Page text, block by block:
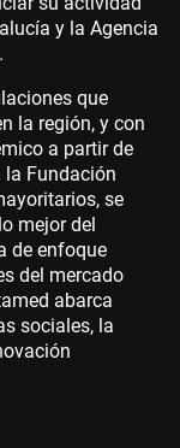
y la Agencia
que
la región, y con
a partir de
la Fundación
se
mejor del
de enfoque
del mercado
abarca
sociales, la